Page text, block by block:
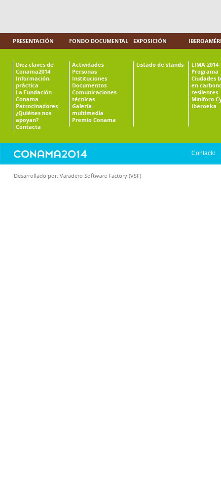
PRESENTACIÓN
Diez claves de
Conama2014
Información
práctica
La Fundación
Conama
Patrocinadores
¿Quiénes nos
apoyan?
Contacta
FONDO DOCUMENTAL
Actividades
Personas
Instituciones
Documentos
Comunicaciones
técnicas
Galería
multimedia
Premio Conama
EXPOSICIÓN
Listado de stands
EIMA 2014
Programa
Ciudades
en
resilentes
Miniforo
Iberoeka
Contacto
Desarrollado por: Varadero Software Factory (VSF)